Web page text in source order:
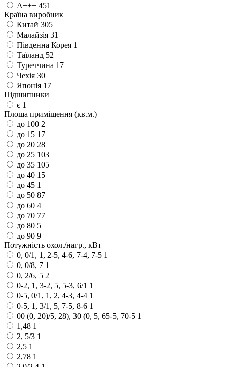
А+++ 451
Країна виробник
Китай 305
Малайзія 31
Південна Корея 1
Таїланд 52
Туреччина 17
Чехія 30
Японія 17
Підшипники
є 1
Площа приміщення (кв.м.)
до 100 2
до 15 17
до 20 28
до 25 103
до 35 105
до 40 15
до 45 1
до 50 87
до 60 4
до 70 77
до 80 5
до 90 9
Потужність охол./нагр., кВт
0, 0/1, 1, 2-5, 4-6, 7-4, 7-5 1
0, 0/8, 7 1
0, 2/6, 5 2
0-2, 1, 3-2, 5, 5-3, 6/1 1
0-5, 0/1, 1, 2, 4-3, 4-4 1
0-5, 1, 3/1, 5, 7-5, 8-6 1
00 (0, 20)/5, 28), 30 (0, 5, 65-5, 70-5 1
1,48 1
2, 5/3 1
2,5 1
2,78 1